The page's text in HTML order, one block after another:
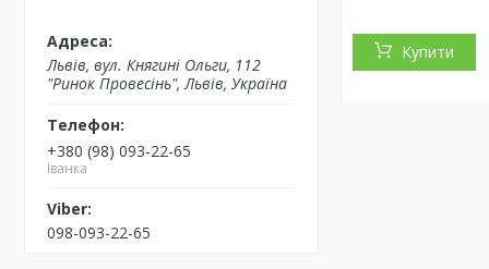
Львів, вул. Княгині Ольги, 112
"Ринок Провесінь", Львів, Україна
+380 (98) 093-22-65
Іванка
098-093-22-65
Купити